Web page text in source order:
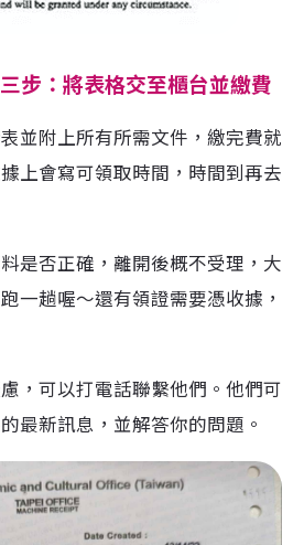
步：將表格交至櫃台並繳費
並附上所有所需文件，繳完費就
上會寫可領取時間，時間到再去
是否正確，離開後概不受理，大
一趟喔～還有領證需要憑收據，
，可以打電話聯繫他們。他們可
最新訊息，並解答你的問題。